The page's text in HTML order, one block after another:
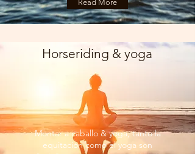
Read More
Horseriding & yoga
Montar a caballo & yoga, tanto la
equitación como el yoga son